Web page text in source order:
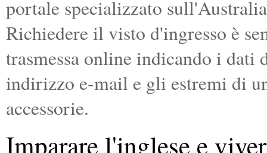
portale specializzato
Richiedere il visto d'ingresso è
trasmessa online indicando i
indirizzo e-mail e gli estremi di
accessorie.
Imparare l'inglese e